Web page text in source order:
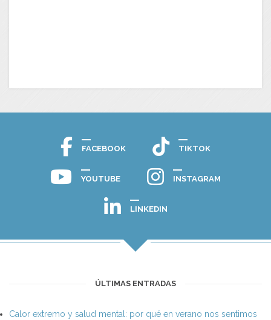
FACEBOOK TIKTOK
YOUTUBE INSTAGRAM
LINKEDIN
ÚLTIMAS ENTRADAS
Calor extremo y salud mental: por qué en verano nos sentimos